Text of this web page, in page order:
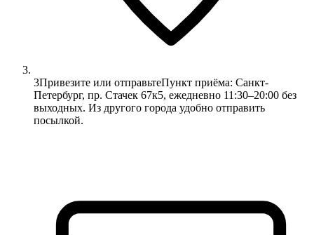
3Привезите или отправьтеПункт приёма: Санкт-
Петербург, пр. Стачек 67к5, ежедневно 11:30–20:00 без
выходных. Из другого города удобно отправить
посылкой.